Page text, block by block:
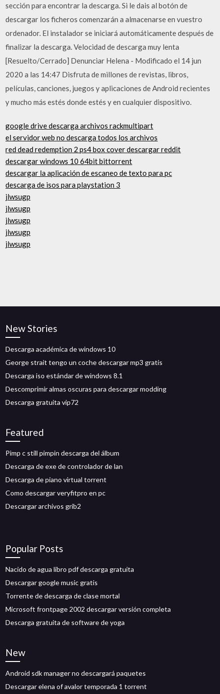
sección para encontrar la descarga. Si le dais al botón de
descargar los ficheros comenzarán a almacenarse en vuestro
ordenador. El instalador se iniciará automáticamente después de
finalizar la descarga. Velocidad de descarga muy lenta
[Resuelto/Cerrado] Denunciar Helena - Modificado el 14 jun
2020 a las 14:47 Disfruta de millones de revistas, libros,
películas, canciones, juegos y aplicaciones de Android recientes
y mucho más estés donde estés y en cualquier dispositivo.
google drive descarga archivos rackmultipart
el servidor web no descarga todos los archivos
red dead redemption 2 ps4 box cover descargar reddit
descargar windows 10 64bit bittorrent
descargar la aplicación de escaneo de texto para pc
descarga de isos para playstation 3
jlwsugp
jlwsugp
jlwsugp
jlwsugp
jlwsugp
New Stories
Descarga académica de windows 10
George strait tengo un coche descargar mp3 gratis
Descarga iso estándar de windows 8.1
Descomprimir almas oscuras para descargar modding
Descarga gratuita vip72
Featured
Pimp c still pimpin descarga del álbum
Descarga de exe de controlador de lan
Descarga de piano virtual torrent
Como descargar veryfitpro en pc
Descargar archivos grib2
Popular Posts
Nacido de agua libro pdf descarga gratuita
Descargar google music gratis
Torrente de descarga de clase mortal
Microsoft frontpage 2002 descargar versión completa
Descarga gratuita de software de yoga
New
Android sdk manager no descargará paquetes
Descargar elena of avalor temporada 1 torrent